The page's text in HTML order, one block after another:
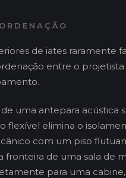
de iates raramente
entre o
uma antepara acústica
flexível elimina o
com um piso
fronteira de uma sala de
para uma